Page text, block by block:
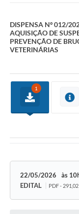
DISPENSA Nº 012/
AQUISIÇÃO DE
PREVENÇÃO DE
VETERINÁRIAS
1
22/05/2026
EDITAL
PDF -